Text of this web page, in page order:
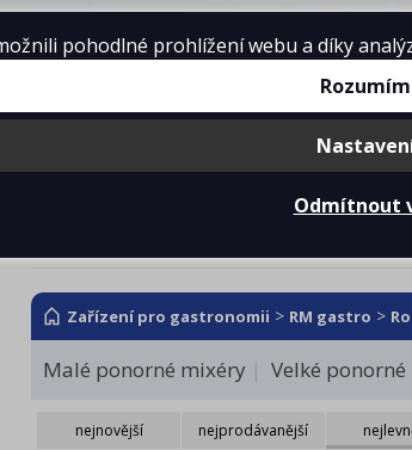
O firmě Projekty kuchyní
Zařízení pro gastronomii > RM gastro >
Malé ponorné mixéry Velké
nejnovější nejprodávanější
pohodlné prohlížení webu a díky
Rozumím
Odmítnout